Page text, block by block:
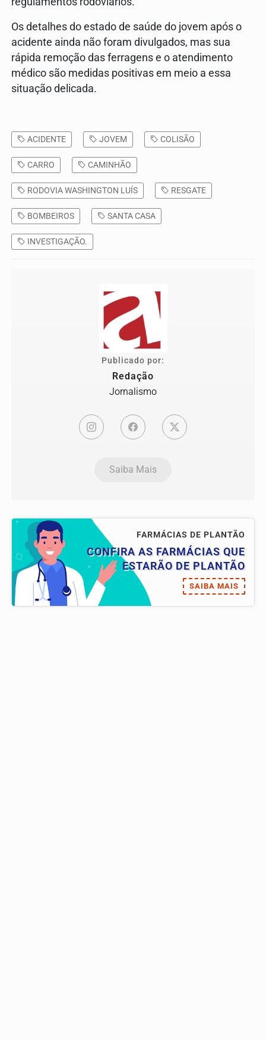
Os detalhes do estado de saúde do jovem após o
acidente ainda não foram divulgados, mas sua
rápida remoção das ferragens e o atendimento
médico são medidas positivas em meio a essa
situação delicada.
ACIDENTE JOVEM COLISÃO
CARRO CAMINHÃO
RODOVIA WASHINGTON LUÍS RESGATE
BOMBEIROS SANTA CASA
INVESTIGAÇÃO.
Publicado por:
Redação
Jornalismo
Saiba Mais
FARMÁCIAS DE PLANTÃO
CONFIRA AS FARMÁCIAS QUE
ESTARÃO DE PLANTÃO
SAIBA MAIS